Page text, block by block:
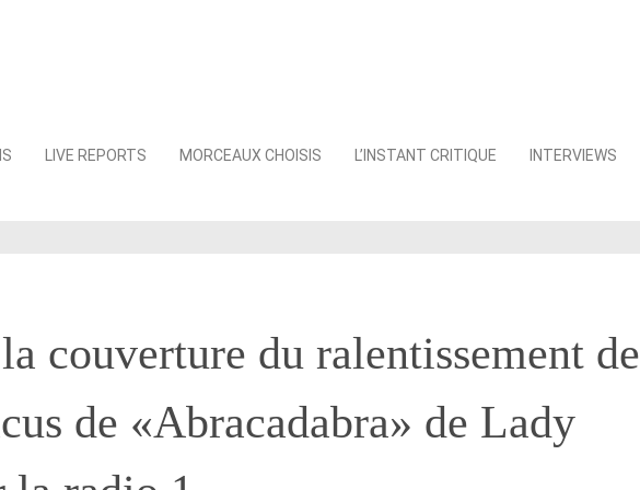
LIVE REPORTS MORCEAUX CHOISIS L’INSTANT CRITIQUE INTERVIEWS
couverture du ralentissement de
de «Abracadabra» de Lady